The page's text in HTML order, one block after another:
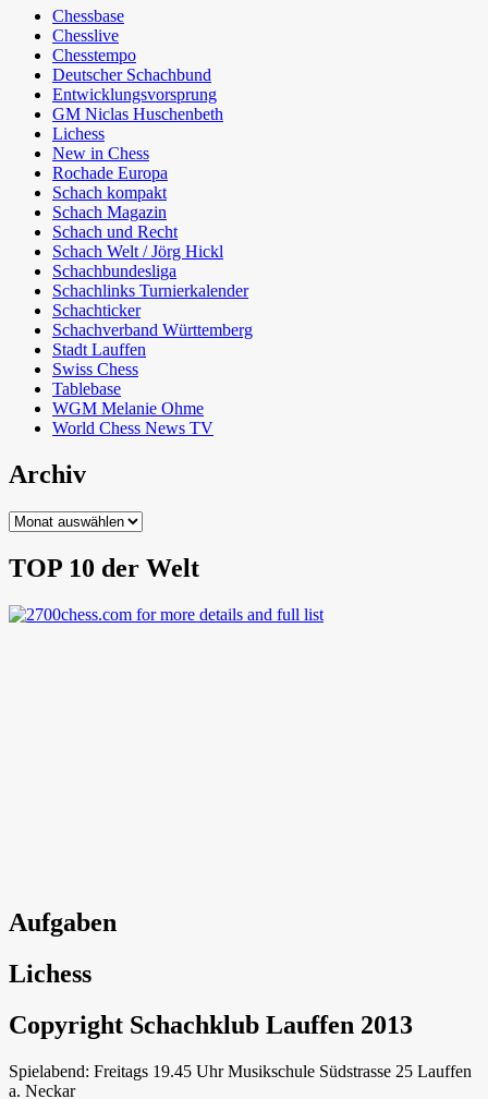
Chessbase
Chesslive
Chesstempo
Deutscher Schachbund
Entwicklungsvorsprung
GM Niclas Huschenbeth
Lichess
New in Chess
Rochade Europa
Schach kompakt
Schach Magazin
Schach und Recht
Schach Welt / Jörg Hickl
Schachbundesliga
Schachlinks Turnierkalender
Schachticker
Schachverband Württemberg
Stadt Lauffen
Swiss Chess
Tablebase
WGM Melanie Ohme
World Chess News TV
Archiv
Archiv
TOP 10 der Welt
Aufgaben
Lichess
Copyright Schachklub Lauffen 2013
Spielabend: Freitags 19.45 Uhr Musikschule Südstrasse 25 Lauffen
a. Neckar